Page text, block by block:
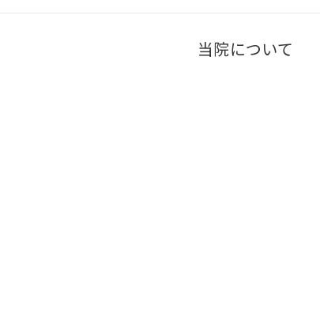
当院について